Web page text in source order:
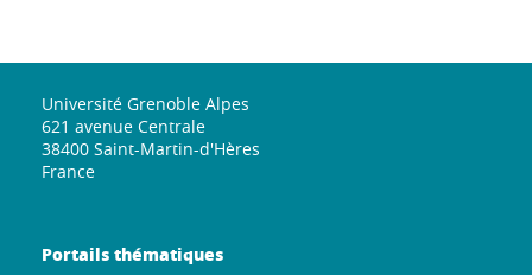
Université Grenoble Alpes
621 avenue Centrale
38400 Saint-Martin-d'Hères
France
Portails thématiques